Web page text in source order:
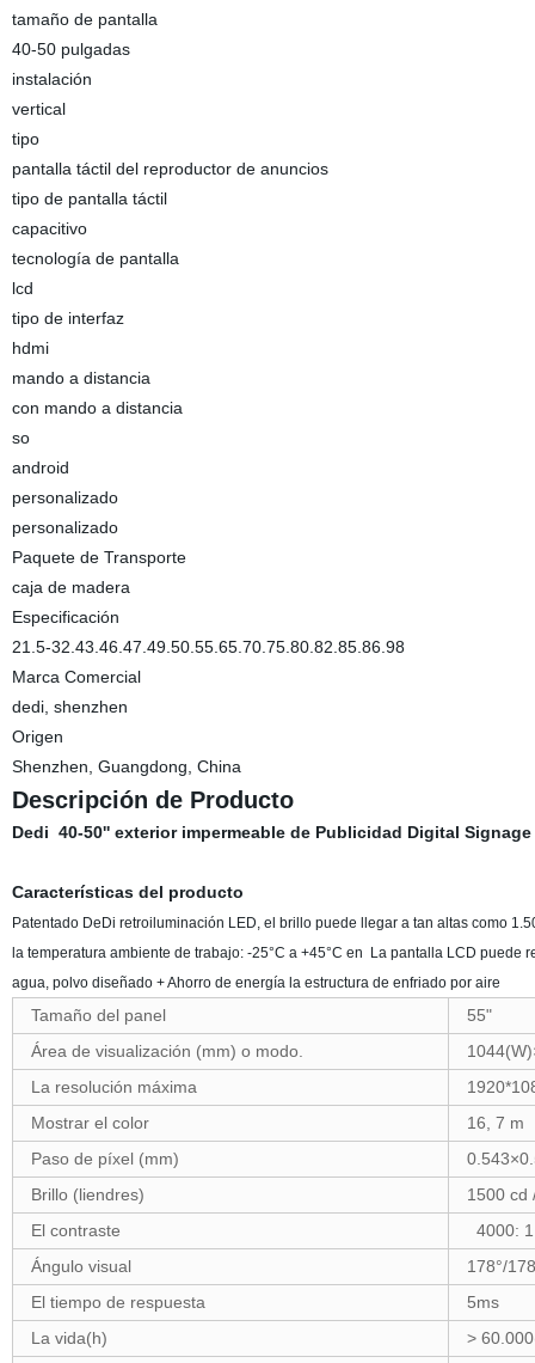
tamaño de pantalla
40-50 pulgadas
instalación
vertical
tipo
pantalla táctil del reproductor de anuncios
tipo de pantalla táctil
capacitivo
tecnología de pantalla
lcd
tipo de interfaz
hdmi
mando a distancia
con mando a distancia
so
android
personalizado
personalizado
Paquete de Transporte
caja de madera
Especificación
21.5-32.43.46.47.49.50.55.65.70.75.80.82.85.86.98
Marca Comercial
dedi, shenzhen
Origen
Shenzhen, Guangdong, China
Descripción de Producto
Dedi 40-50'' exterior impermeable de Publicidad Digital
Características del producto
Patentado DeDi retroiluminación LED, el brillo puede llegar a tan altas como
la temperatura ambiente de trabajo: -25°C a +45°C en La pantalla LCD
agua, polvo diseñado + Ahorro de energía la estructura de enfriado por aire
Tamaño del panel
55"
Área de visualización (mm) o modo.
La resolución máxima
Mostrar el color
16, 7 m
Paso de píxel (mm)
Brillo (liendres)
1500 cd
El contraste
4000: 1
Ángulo visual
178°/
El tiempo de respuesta
5ms
La vida(h)
>